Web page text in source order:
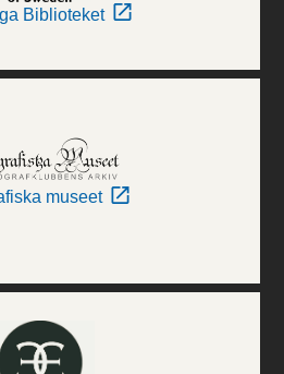
Biblioteket
museet